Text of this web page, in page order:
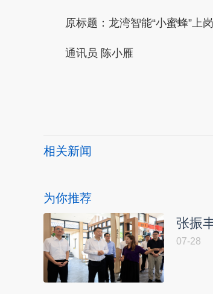
原标题：龙湾智能“小蜜蜂”上
通讯员 陈小雁
相关新闻
为你推荐
张振
07-28